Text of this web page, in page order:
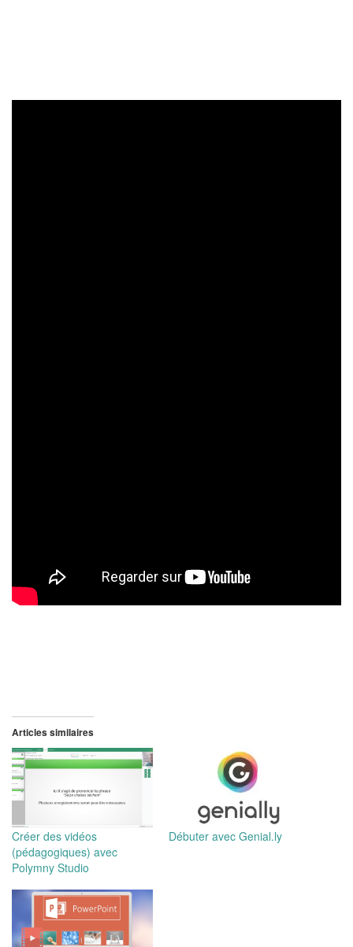
Articles similaires
Créer des vidéos
(pédagogiques) avec
Polymny Studio
Débuter avec Genial.ly